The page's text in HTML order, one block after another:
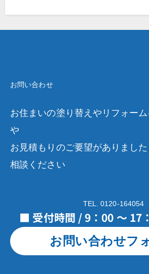
お問い合わせ
お住まいの塗り替えやリフォー
や
お見積もりのご要望がありまし
相談ください
TEL. 0120-164054
■ 受付時間 / 9：00 ～ 17
お問い合わせフ